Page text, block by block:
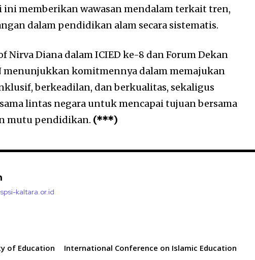
ini memberikan wawasan mendalam terkait tren,
dalam pendidikan alam secara sistematis.
Nirva Diana dalam ICIED ke-8 dan Forum Dekan
menunjukkan komitmennya dalam memajukan
berkeadilan, dan berkualitas, sekaligus
lintas negara untuk mencapai tujuan bersama
mutu pendidikan. (***)
kaltara.or.id
of Education International Conference on Islamic Education